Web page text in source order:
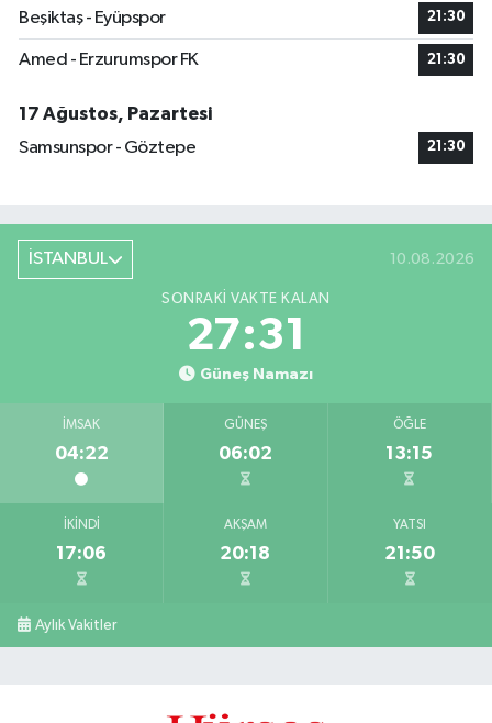
Beşiktaş - Eyüpspor 21:30
Amed - Erzurumspor FK 21:30
17 Ağustos, Pazartesi
Samsunspor - Göztepe
21:30
İSTANBUL 10.08.2026
SONRAKI VAKTE KALAN
27:30
Güneş Namazı
İMSAK
04:22
GÜNEŞ
06:02
ÖĞLE
13:15
İKINDI
17:06
AKŞAM
20:18
YATSI
21:50
Aylık Vakitler